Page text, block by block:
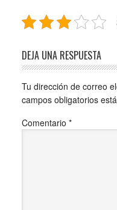
DEJA UNA RESPUESTA
Tu dirección de correo
campos obligatorios
Comentario *